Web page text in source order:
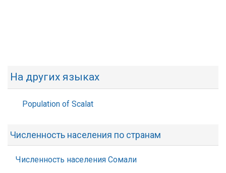
На других языках
Population of Scalat
Численность населения по странам
Численность населения Сомали